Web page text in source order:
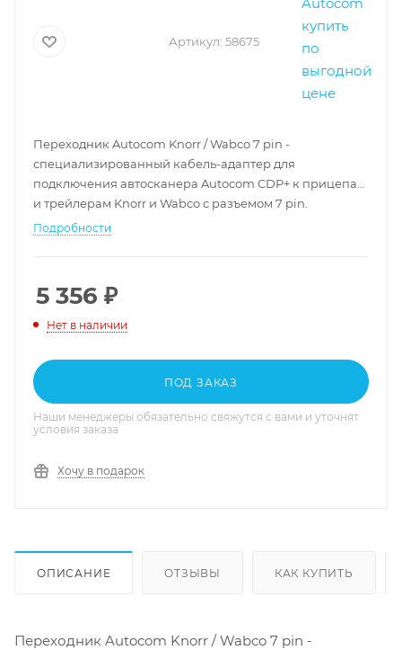
Артикул: 58675
Переходник Autocom Knorr / Wabco 7 pin -
специализированный кабель-адаптер для
подключения автосканера Autocom CDP+ к прицепам
и трейлерам Knorr и Wabco с разъемом 7 pin.
Подробности
5 356 ₽
Нет в наличии
ПОД ЗАКАЗ
Наши менеджеры обязательно свяжутся с вами и уточнят
условия заказа
Хочу в подарок
ОПИСАНИЕ ОТЗЫВЫ КАК КУПИТЬ
Переходник Autocom Knorr / Wabco 7 pin -